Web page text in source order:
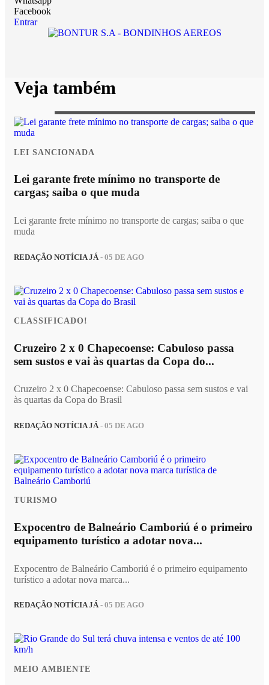
Facebook
Entrar
Veja também
LEI SANCIONADA
Lei garante frete mínimo no transporte de
cargas; saiba o que muda
Lei garante frete mínimo no transporte de cargas; saiba o que
muda
REDAÇÃO NOTÍCIA JÁ - 05 DE AGO
CLASSIFICADO!
Cruzeiro 2 x 0 Chapecoense: Cabuloso passa
sem sustos e vai às quartas da Copa do...
Cruzeiro 2 x 0 Chapecoense: Cabuloso passa sem sustos e vai
às quartas da Copa do Brasil
REDAÇÃO NOTÍCIA JÁ- 05 DE AGO
TURISMO
Expocentro de Balneário Camboriú é o primeiro
equipamento turístico a adotar nova...
Expocentro de Balneário Camboriú é o primeiro equipamento
turístico a adotar nova marca...
REDAÇÃO NOTÍCIA JÁ- 05 DE AGO
MEIO AMBIENTE